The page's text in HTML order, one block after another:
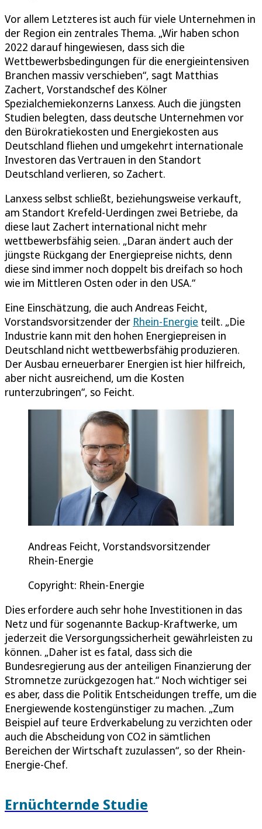
Vor allem Letzteres ist auch für viele Unternehmen in
der Region ein zentrales Thema. „Wir haben schon
2022 darauf hingewiesen, dass sich die
Wettbewerbsbedingungen für die energieintensiven
Branchen massiv verschieben“, sagt Matthias
Zachert, Vorstandschef des Kölner
Spezialchemiekonzerns Lanxess. Auch die jüngsten
Studien belegten, dass deutsche Unternehmen vor
den Bürokratiekosten und Energiekosten aus
Deutschland fliehen und umgekehrt internationale
Investoren das Vertrauen in den Standort
Deutschland verlieren, so Zachert.
Lanxess selbst schließt, beziehungsweise verkauft,
am Standort Krefeld-Uerdingen zwei Betriebe, da
diese laut Zachert international nicht mehr
wettbewerbsfähig seien. „Daran ändert auch der
jüngste Rückgang der Energiepreise nichts, denn
diese sind immer noch doppelt bis dreifach so hoch
wie im Mittleren Osten oder in den USA.“
Eine Einschätzung, die auch Andreas Feicht,
Vorstandsvorsitzender der Rhein-Energie teilt. „Die
Industrie kann mit den hohen Energiepreisen in
Deutschland nicht wettbewerbsfähig produzieren.
Der Ausbau erneuerbarer Energien ist hier hilfreich,
aber nicht ausreichend, um die Kosten
runterzubringen“, so Feicht.
Andreas Feicht, Vorstandsvorsitzender
Rhein-Energie
Copyright: Rhein-Energie
Dies erfordere auch sehr hohe Investitionen in das
Netz und für sogenannte Backup-Kraftwerke, um
jederzeit die Versorgungssicherheit gewährleisten zu
können. „Daher ist es fatal, dass sich die
Bundesregierung aus der anteiligen Finanzierung der
Stromnetze zurückgezogen hat.“ Noch wichtiger sei
es aber, dass die Politik Entscheidungen treffe, um die
Energiewende kostengünstiger zu machen. „Zum
Beispiel auf teure Erdverkabelung zu verzichten oder
auch die Abscheidung von CO2 in sämtlichen
Bereichen der Wirtschaft zuzulassen“, so der Rhein-
Energie-Chef.
Ernüchternde Studie